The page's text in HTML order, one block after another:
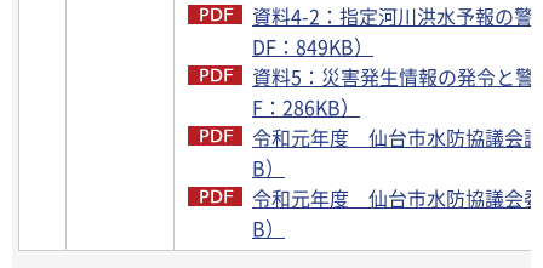
資料4-2：指定河川洪水予報の警
DF：849KB）
資料5：災害発生情報の発令と
F：286KB）
令和元年度 仙台市水防協議会
B）
令和元年度 仙台市水防協議会
B）